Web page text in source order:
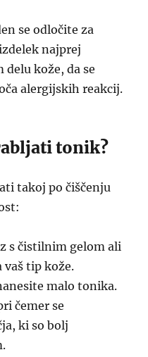
se odločite za
najprej
kože, da se
alergijskih reakcij.
tonik?
takoj po čiščenju
s čistilnim gelom ali
tip kože.
malo tonika.
čemer se
ki so bolj